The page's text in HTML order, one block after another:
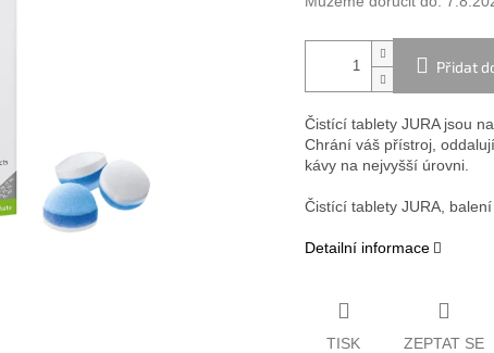
Přidat
Čistící tablety JURA jsou
Chrání váš přístroj,
kávy na nejvyšší úrovni.
Čistící tablety JURA,
Detailní informace
TISK ZEPTAT SE